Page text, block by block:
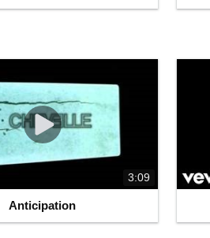
3:09
Anticipation